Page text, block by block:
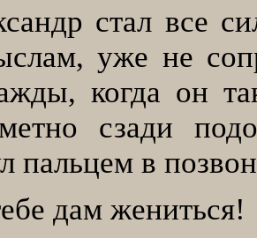
стал все
уже не
когда он
сзади
пальцем в
дам жениться!